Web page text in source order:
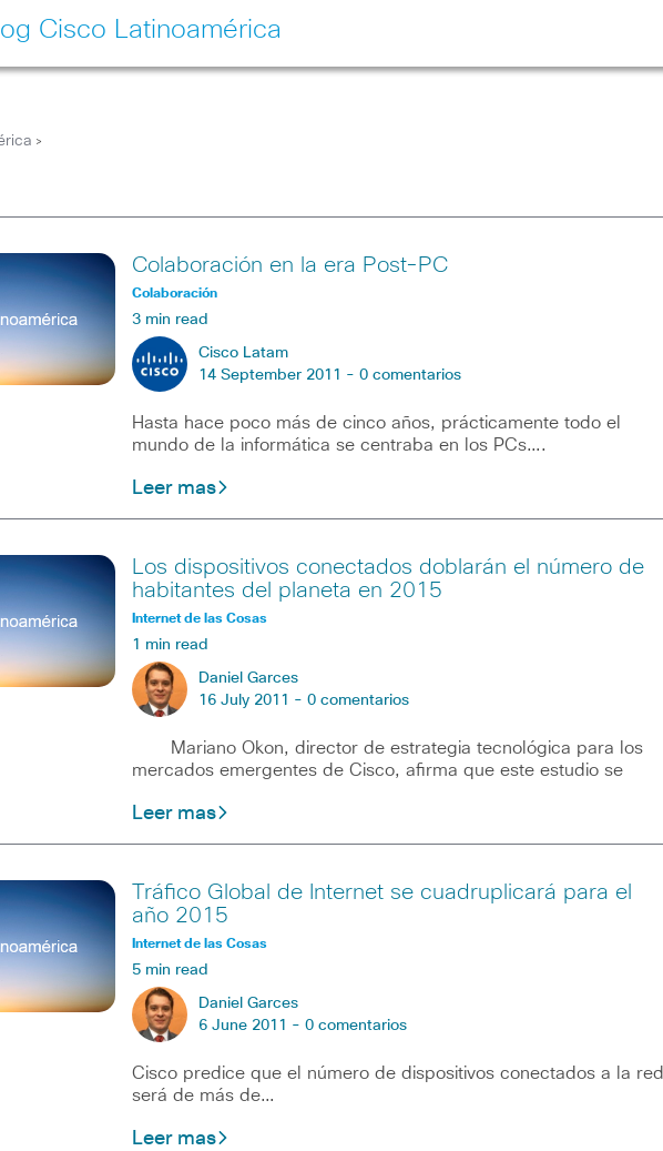
Cisco Latinoamérica
>
Colaboración en la era Post-PC
Colaboración
3 min read
Cisco Latam
14 September 2011 - 0 comentarios
Hasta hace poco más de cinco años, prácticamente todo el
mundo de la informática se centraba en los PCs….
Leer mas
Los dispositivos conectados doblarán el número de
habitantes del planeta en 2015
Internet de las Cosas
1 min read
Daniel Garces
16 July 2011 - 0 comentarios
Mariano Okon, director de estrategia tecnológica para los
mercados emergentes de Cisco, afirma que este estudio se
Leer mas
Tráfico Global de Internet se cuadruplicará para el
año 2015
Internet de las Cosas
5 min read
Daniel Garces
6 June 2011 - 0 comentarios
Cisco predice que el número de dispositivos conectados a la red
será de más de…
Leer mas